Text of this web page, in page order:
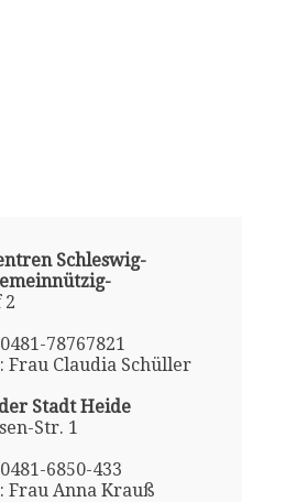
Schleswig-
2
78767821
Frau Claudia Schüller
Stadt Heide
Str. 1
6850-433
Frau Anna Krauß